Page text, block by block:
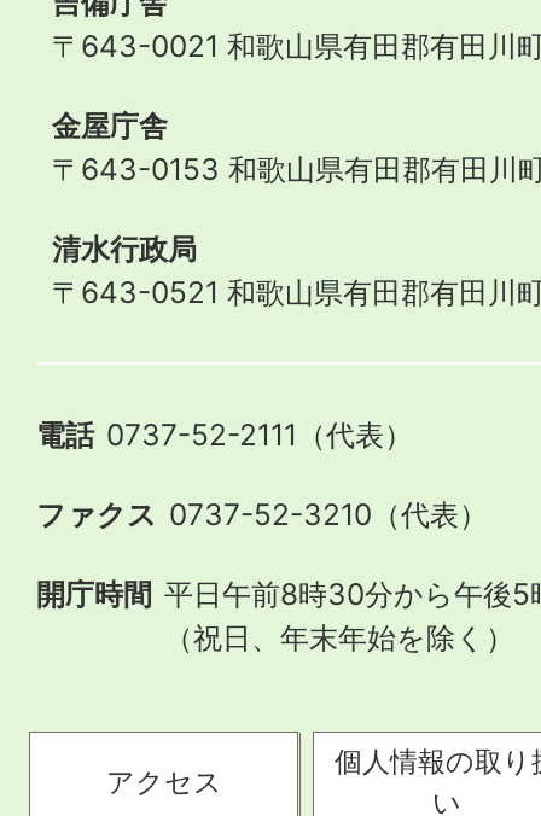
〒643-0021 和歌山県有田郡有田川
金屋庁舎
〒643-0153 和歌山県有田郡有田川
清水行政局
〒643-0521 和歌山県有田郡有田川
電話 0737-52-2111（代表）
ファクス 0737-52-3210（代表）
開庁時間 平日午前8時30分から午後5
（祝日、年末年始を除く）
アクセス
個人情報の取り
い